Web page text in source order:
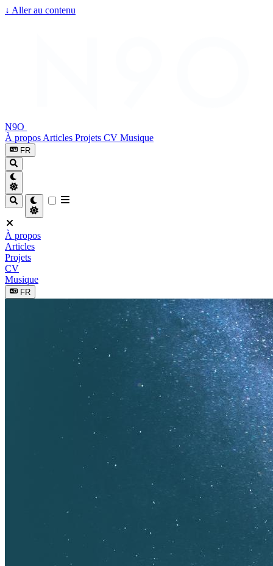
↓ Aller au contenu
N9O
À propos Articles Projets CV Musique
FR
À propos
Articles
Projets
CV
Musique
FR